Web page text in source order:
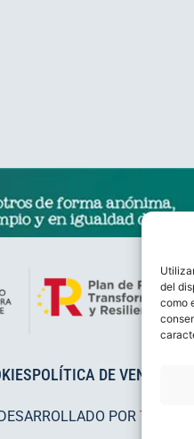
del
como
POLÍTICA DE VENTAS
POR TOOOLS